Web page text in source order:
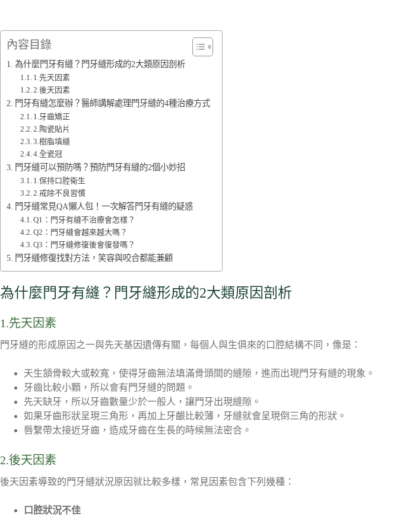
內容目錄
為什麼門牙有縫？門牙縫形成的2大類原因剖析
1.先天因素
2.後天因素
門牙有縫怎麼辦？醫師講解處理門牙縫的4種治療方式
1.牙齒矯正
2.陶瓷貼片
3.樹脂填縫
4.全瓷冠
門牙縫可以預防嗎？預防門牙有縫的2個小妙招
1.保持口腔衛生
2.戒除不良習慣
門牙縫常見QA懶人包！一次解答門牙有縫的疑惑
Q1：門牙有縫不治療會怎樣？
Q2：門牙縫會越來越大嗎？
Q3：門牙縫修復後會復發嗎？
門牙縫修復找對方法，笑容與咬合都能兼顧
為什麼門牙有縫？門牙縫形成的2大類原因剖析
1.先天因素
門牙縫的形成原因之一與先天基因遺傳有關，每個人與生俱來的口腔結構不同，像是：
天生頷骨較大或較寬，使得牙齒無法填滿骨頭間的縫隙，進而出現門牙有縫的現象。
牙齒比較小顆，所以會有門牙縫的問題。
先天缺牙，所以牙齒數量少於一般人，讓門牙出現縫隙。
如果牙齒形狀呈現三角形，再加上牙齦比較薄，牙縫就會呈現倒三角的形狀。
唇繫帶太接近牙齒，造成牙齒在生長的時候無法密合。
2.後天因素
後天因素導致的門牙縫狀況原因就比較多樣，常見因素包含下列幾種：
口腔狀況不佳